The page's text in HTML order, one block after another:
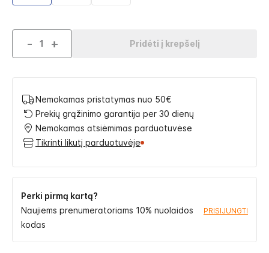
- + Pridėti į krepšelį
Nemokamas pristatymas nuo 50€
Prekių grąžinimo garantija per 30 dienų
Nemokamas atsiėmimas parduotuvėse
Tikrinti likutį parduotuvėje
Perki pirmą kartą?
Naujiems prenumeratoriams 10% nuolaidos
kodas
PRISIJUNGTI